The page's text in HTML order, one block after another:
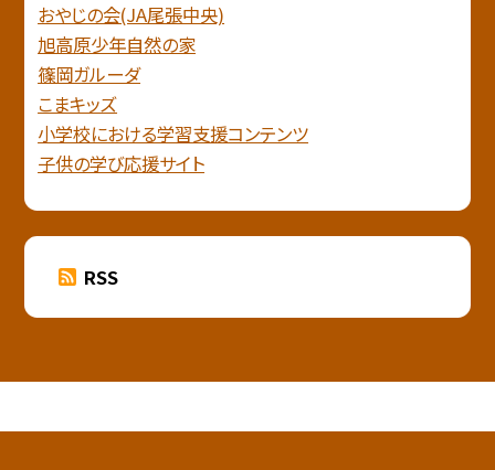
おやじの会(JA尾張中央)
旭高原少年自然の家
篠岡ガルーダ
こまキッズ
小学校における学習支援コンテンツ
子供の学び応援サイト
RSS